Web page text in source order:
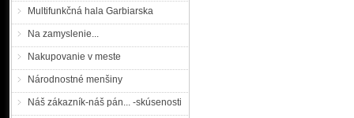
Multifunkčná hala Garbiarska
Na zamyslenie...
Nakupovanie v meste
Národnostné menšiny
Náš zákazník-náš pán... -skúsenosti